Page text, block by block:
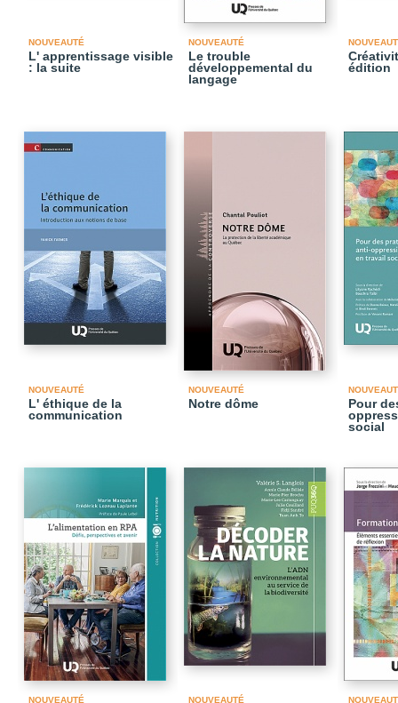
NOUVEAUTÉ
L' apprentissage visible
: la suite
NOUVEAUTÉ
Le trouble
développemental du
langage
édition
NOUVEAUTÉ
L' éthique de la
communication
NOUVEAUTÉ
Notre dôme
Pour
social
NOUVEAUTÉ NOUVEAUTÉ